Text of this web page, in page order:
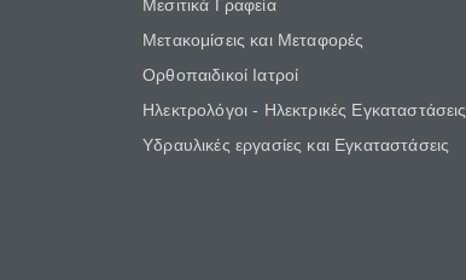
Μεσιτικά Γραφεία
Μετακομίσεις και Μεταφορές
Ορθοπαιδικοί Ιατροί
Ηλεκτρολόγοι - Ηλεκτρικές Εγκαταστάσεις
Υδραυλικές εργασίες και Εγκαταστάσεις